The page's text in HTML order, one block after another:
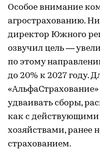
Особое внимание
агрострахованию.
директор Южного
озвучил цель —
по этому
до 20% к 2027 году.
удваивать сборы,
как с действующими
хозяйствами, ранее
страхованием.